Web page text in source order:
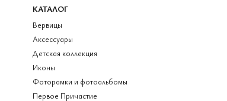
КАТАЛОГ
Вервицы
Аксессуары
Детская коллекция
Иконы
Фоторамки и фотоальбомы
Первое Причастие